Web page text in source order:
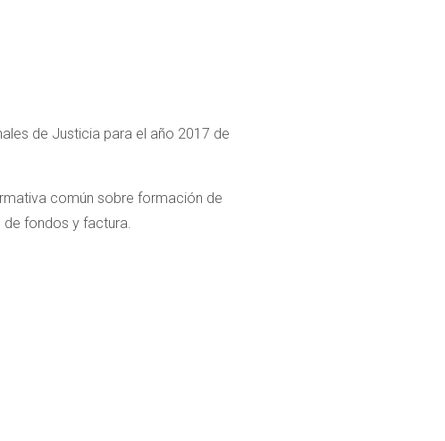
de Justicia para el año 2017 de
común sobre formación de
de fondos y factura.